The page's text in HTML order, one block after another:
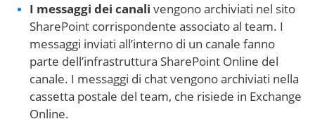
I messaggi dei canali vengono archiviati nel sito
SharePoint corrispondente associato al team. I
messaggi inviati all’interno di un canale fanno
parte dell’infrastruttura SharePoint Online del
canale. I messaggi di chat vengono archiviati nella
cassetta postale del team, che risiede in Exchange
Online.